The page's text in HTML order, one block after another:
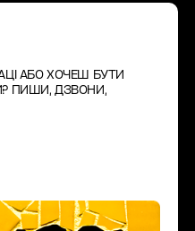
АБО ХОЧЕШ БУТИ
ПИШИ, ДЗВОНИ,